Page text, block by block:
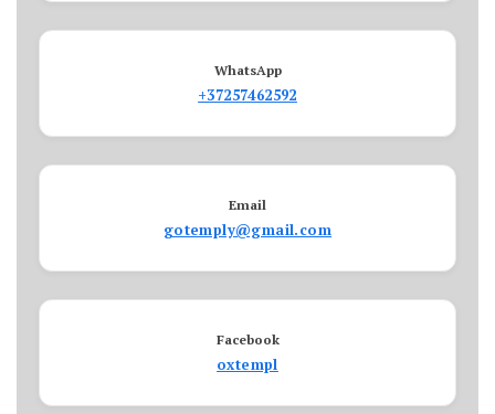
WhatsApp
+37257462592
Email
gotemply@gmail.com
Facebook
oxtempl